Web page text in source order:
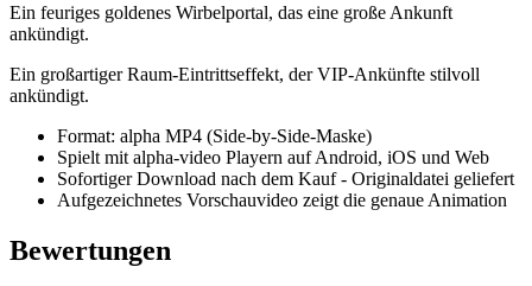
Ein feuriges goldenes Wirbelportal, das eine große Ankunft
ankündigt.
Ein großartiger Raum-Eintrittseffekt, der VIP-Ankünfte stilvoll
ankündigt.
Format: alpha MP4 (Side-by-Side-Maske)
Spielt mit alpha-video Playern auf Android, iOS und Web
Sofortiger Download nach dem Kauf - Originaldatei geliefert
Aufgezeichnetes Vorschauvideo zeigt die genaue Animation
Bewertungen